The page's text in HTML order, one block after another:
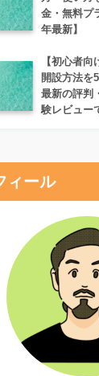
金・無料プ
年最新】
【初心者
開設方法を
最新の評判
験レビュー
ィール